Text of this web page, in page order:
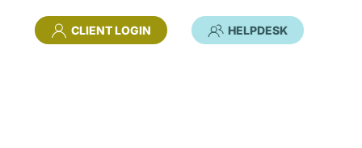
CLIENT LOGIN HELPDESK